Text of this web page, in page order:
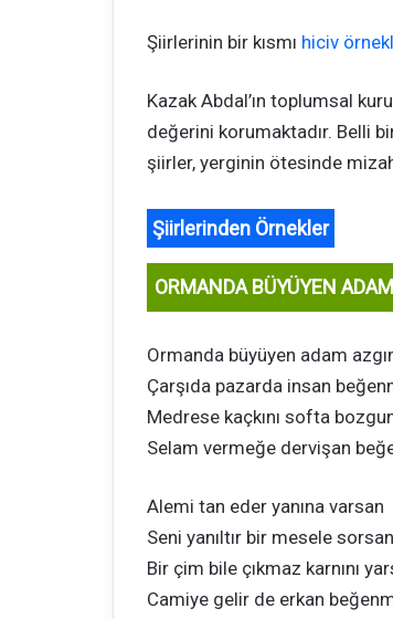
Şiirlerinin bir kısmı hiciv
Kazak Abdal’ın toplumsal
değerini korumaktadır. Belli
şiirler, yerginin ötesinde
Şiirlerinden Örnekler
ORMANDA BÜYÜYEN
Ormanda büyüyen adam
Çarşıda pazarda insan
Medrese kaçkını softa
Selam vermeğe dervişan
Alemi tan eder yanına varsan
Seni yanıltır bir mesele sorsan
Bir çim bile çıkmaz karnını
Camiye gelir de erkan